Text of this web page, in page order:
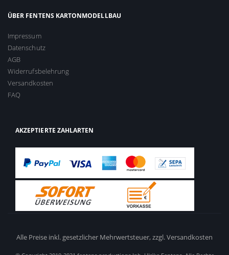
ÜBER FENTENS KARTONMODELLBAU
Impressum
Datenschutz
AGB
Widerrufsbelehrung
Versandkosten
FAQ
AKZEPTIERTE ZAHLARTEN
Alle Preise inkl. gesetzlicher Mehrwertsteuer,zzgl. Versandkosten